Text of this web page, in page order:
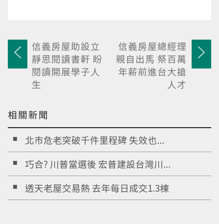
信義房屋助設立
靜思閱讀書軒 盼
閱讀開展學子人
生
信義房屋總經理
親自出馬 祭百萬
年薪前進台大搶
人才
相關新聞
北市危老突破千件里程碑 失效也...
巧合? 川普當選後 宏普建設台灣川...
透天老屋交易熱 去年每日成交1.3棟